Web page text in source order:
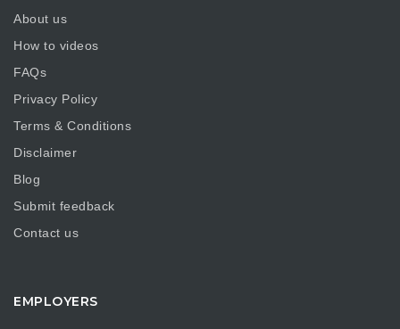
About us
How to videos
FAQs
Privacy Policy
Terms & Conditions
Disclaimer
Blog
Submit feedback
Contact us
EMPLOYERS